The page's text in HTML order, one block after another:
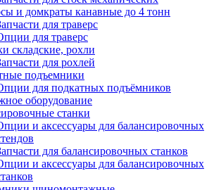
и домкраты канавные до 4 тонн
для траверс
для траверс
складские, рохли
для рохлей
подъемники
для подкатных подъёмников
оборудование
станки
и аксессуары для балансировочных
для балансировочных станков
и аксессуары для балансировочных